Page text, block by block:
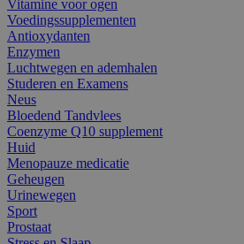
Vitamine voor ogen
Voedingssupplementen
Antioxydanten
Enzymen
Luchtwegen en ademhalen
Studeren en Examens
Neus
Bloedend Tandvlees
Coenzyme Q10 supplement
Huid
Menopauze medicatie
Geheugen
Urinewegen
Sport
Prostaat